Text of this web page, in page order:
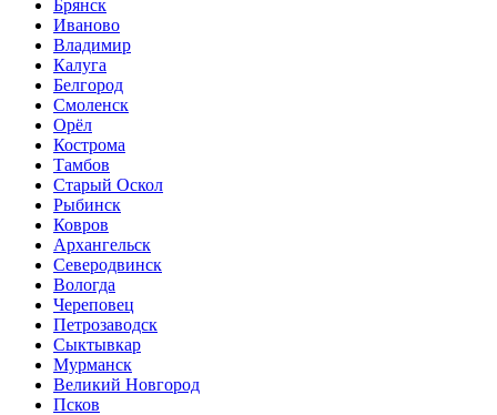
Брянск
Иваново
Владимир
Калуга
Белгород
Смоленск
Орёл
Кострома
Тамбов
Старый Оскол
Рыбинск
Ковров
Архангельск
Северодвинск
Вологда
Череповец
Петрозаводск
Сыктывкар
Мурманск
Великий Новгород
Псков